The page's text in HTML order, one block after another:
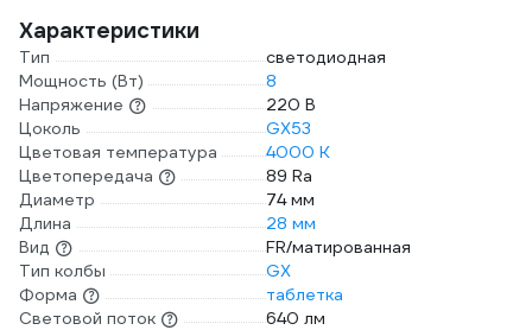
Характеристики
Тип
светодиодная
Мощность (Вт)
8
Напряжение
220 В
Цоколь
GX53
Цветовая температура
4000 К
Цветопередача
89 Ra
Диаметр
74 мм
Длина
28 мм
Вид
FR/матированная
Тип колбы
GX
Форма
таблетка
Световой поток
640 лм